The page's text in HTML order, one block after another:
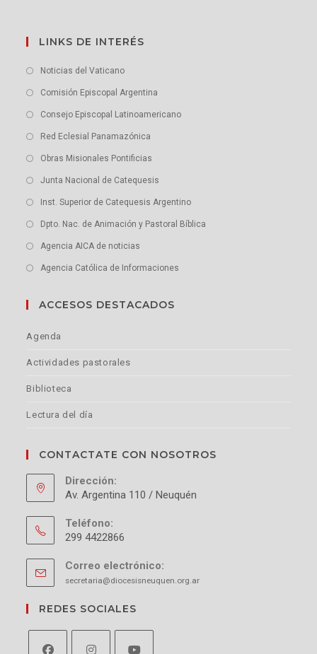
LINKS DE INTERÉS
Noticias del Vaticano
Comisión Episcopal Argentina
Consejo Episcopal Latinoamericano
Red Eclesial Panamazónica
Obras Misionales Pontificias
Junta Nacional de Catequesis
Inst. Superior de Catequesis Argentino
Dpto. Nac. de Animación y Pastoral Bíblica
Agencia AICA de noticias
Agencia Católica de Informaciones
ACCESOS DESTACADOS
Agenda
Actividades pastorales
Biblioteca
Lectura del día
CONTACTATE CON NOSOTROS
Dirección:
Av. Argentina 110 / Neuquén
Teléfono:
299 4422866
Correo electrónico:
secretaria@diocesisneuquen.org.ar
REDES SOCIALES